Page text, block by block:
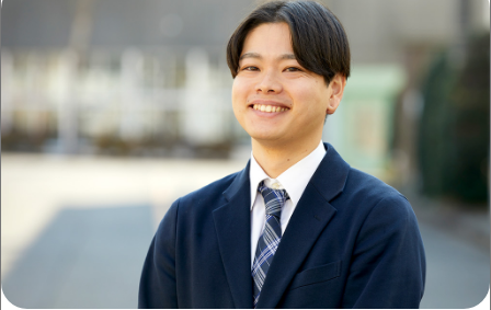
るという初めての案件では、上司が
採寸、設計したものが見事にぴたり
と納まったのを見て感激しました。
正確さとスピードが求められる仕事
なので、当たり前のことを当たり前
にできるようになりたいです。